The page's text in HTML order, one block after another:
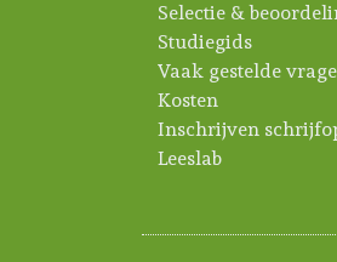
Selectie &
Studiegids
Vaak gestelde
Kosten
Inschrijven
Leeslab